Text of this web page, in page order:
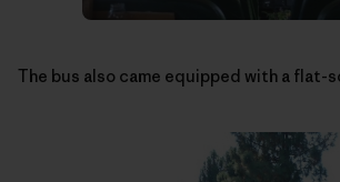
The bus also came equipped with a flat-